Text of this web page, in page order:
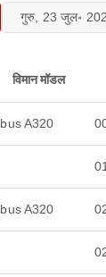
गुरु, 23 जुल॰
विमान मॉडल
A320
A320